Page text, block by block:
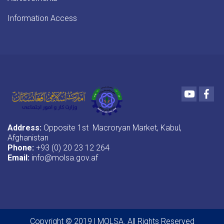
Information Access
Youtube
Address: Opposite 1st Macroryan Market, Kabul,
Afghanistan
Phone: +93 (0) 20 23 12 264
Email: info@molsa.gov.af
Copyright © 2019 | MOLSA. All Rights Reserved